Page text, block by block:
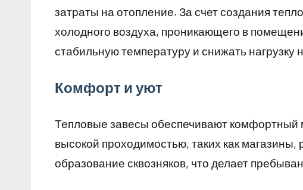
затраты на отопление. За счет создания
холодного воздуха, проникающего в
стабильную температуру и снижать нагрузку
Комфорт и уют
Тепловые завесы обеспечивают комфортный
высокой проходимостью, таких как
образование сквозняков, что делает